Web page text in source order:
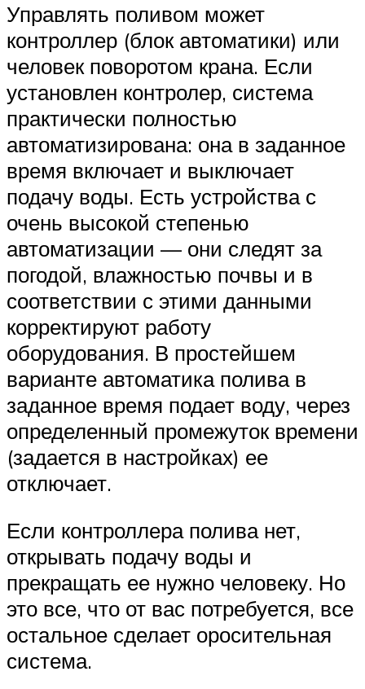
Управлять поливом может
контроллер (блок автоматики) или
человек поворотом крана. Если
установлен контролер, система
практически полностью
автоматизирована: она в заданное
время включает и выключает
подачу воды. Есть устройства с
очень высокой степенью
автоматизации — они следят за
погодой, влажностью почвы и в
соответствии с этими данными
корректируют работу
оборудования. В простейшем
варианте автоматика полива в
заданное время подает воду, через
определенный промежуток времени
(задается в настройках) ее
отключает.
Если контроллера полива нет,
открывать подачу воды и
прекращать ее нужно человеку. Но
это все, что от вас потребуется, все
остальное сделает оросительная
система.